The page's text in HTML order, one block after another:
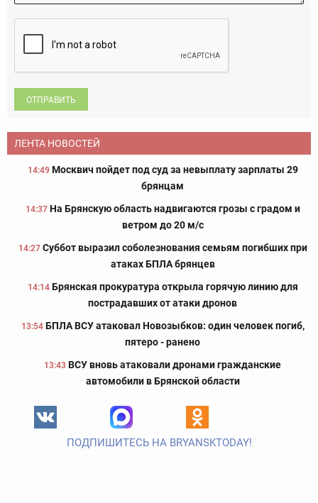
ОТПРАВИТЬ
ЛЕНТА НОВОСТЕЙ
14:49 Москвич пойдет под суд за невыплату зарплаты 29
брянцам
14:37 На Брянскую область надвигаются грозы с градом и
ветром до 20 м/с
14:27 Суббот выразил соболезнования семьям погибших при
атаках БПЛА брянцев
14:14 Брянская прокуратура открыла горячую линию для
пострадавших от атаки дронов
13:54 БПЛА ВСУ атаковал Новозыбков: один человек погиб,
пятеро - ранено
13:43 ВСУ вновь атаковали дронами гражданские
автомобили в Брянской области
ПОДПИШИТЕСЬ НА BRYANSKTODAY!